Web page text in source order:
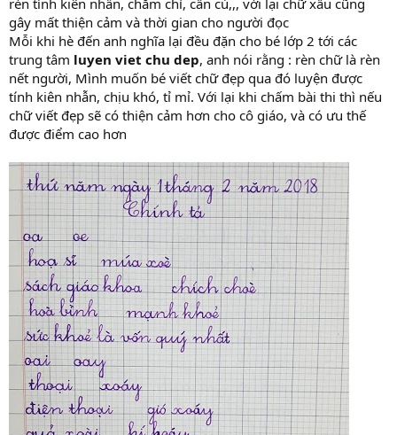
gây mất thiện cảm và thời gian cho người đọc
Mỗi khi hè đến anh nghĩa lại đều đặn cho bé lớp 2 tới các
trung tâm luyen viet chu dep, anh nói rằng : rèn chữ là rèn
nết người, Mình muốn bé viết chữ đẹp qua đó luyện được
tính kiên nhẫn, chịu khó, tỉ mỉ. Với lại khi chấm bài thi thì nếu
chữ viết đẹp sẽ có thiện cảm hơn cho cô giáo, và có ưu thế
được điểm cao hơn